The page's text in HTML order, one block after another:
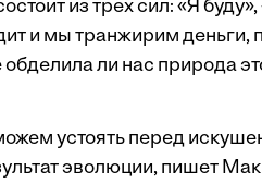
из трех сил: «Я буду»,
и мы транжирим деньги,
ли нас природа
устоять перед
эволюции, пишет